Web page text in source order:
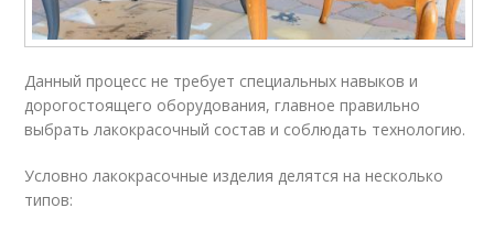
Данный процесс не требует специальных навыков и
дорогостоящего оборудования, главное правильно
выбрать лакокрасочный состав и соблюдать технологию.
Условно лакокрасочные изделия делятся на несколько
типов: